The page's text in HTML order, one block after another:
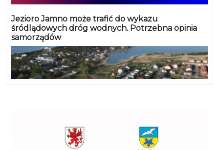
Jezioro Jamno może trafić do wykazu
śródlądowych dróg wodnych. Potrzebna opinia
samorządów